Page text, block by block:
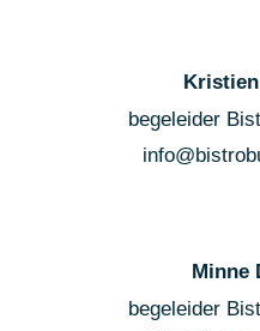
begeleider
Minne
begeleider